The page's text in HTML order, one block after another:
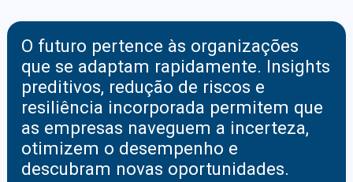
O futuro pertence às organizações
que se adaptam rapidamente. Insights
preditivos, redução de riscos e
resiliência incorporada permitem que
as empresas naveguem a incerteza,
otimizem o desempenho e
descubram novas oportunidades.